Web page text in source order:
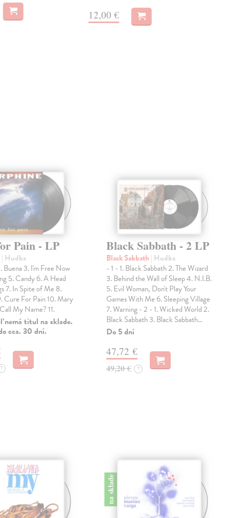
12,00 €
Pain - LP
| Hudba
Buena 3. I'm Free Now
5. Candy 6. A Head
7. In Spite of Me 8.
Cure For Pain 10. Mary
My Name? 11.
nemá titul na sklade.
cca. 30 dní.
?
Black Sabbath - 2 LP
Black Sabbath | Hudba
- 1 - 1. Black Sabbath 2. The Wizard
3. Behind the Wall of Sleep 4. N.I.B.
5. Evil Woman, Don't Play Your
Games With Me 6. Sleeping Village
7. Warning - 2 - 1. Wicked World 2.
Black Sabbath 3. Black Sabbath…
Do 5 dní
47,72 €
49,20 € ?
na sklade